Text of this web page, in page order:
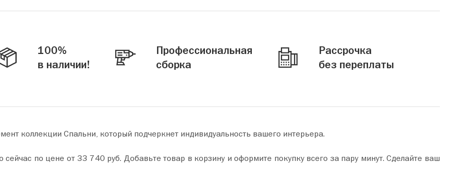
100%
в наличии!
Профессиональная
сборка
Рассрочка
без переплаты
коллекции Спальни, который подчеркнет индивидуальность вашего интерьера.
и оформите покупку всего за пару минут. Сделайте ваш